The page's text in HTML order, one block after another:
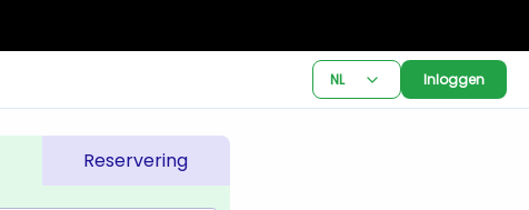
NL Inloggen
Reservering